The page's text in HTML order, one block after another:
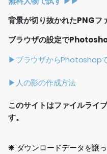
背景が切り抜かれたPNGフ
ブラウザの設定で
▶ブラウザからPhotoshop
▶人の影の作成方法
このサイトはファイルライ
す。
❋ ダウンロードデータを譲